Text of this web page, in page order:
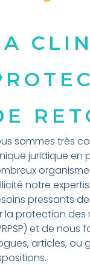
sommes très
juridique en
notre
pressants
la protection des
et de
articles, ou